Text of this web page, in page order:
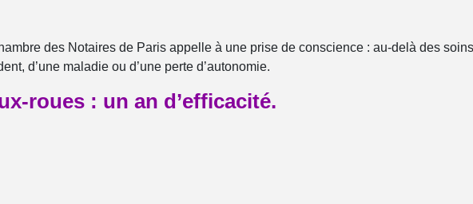
des Notaires de Paris appelle à une prise de conscience : au-delà des
d’une maladie ou d’une perte d’autonomie.
roues : un an d’efficacité.